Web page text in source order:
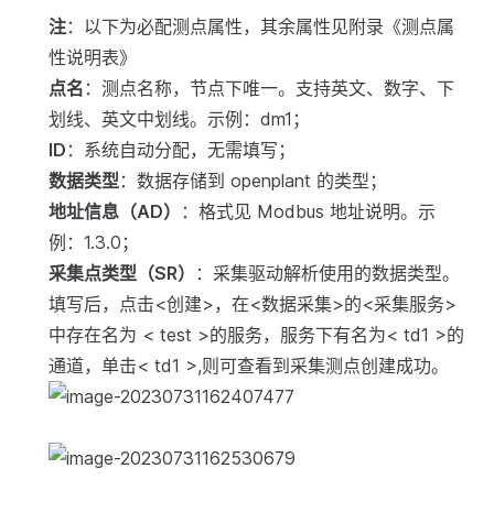
注：以下为必配测点属性，其余属性见附录《测点属
性说明表》
点名 ：测点名称，节点下唯一。支持英文、数字、下
划线、英文中划线。示例：dm1；
ID ：系统自动分配，无需填写；
数据类型：数据存储到 openplant 的类型；
地址信息（AD）
：格式见 Modbus 地址说明。示
例：1.3.0；
采集点类型（SR）
：采集驱动解析使用的数据类型。
填写后，点击<创建>，在<数据采集>的<采集服务>
中存在名为 < test >的服务，服务下有名为< td1 >的
通道，单击< td1 >,则可查看到采集测点创建成功。